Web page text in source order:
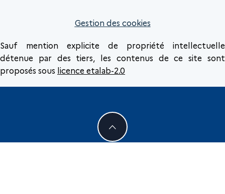
Gestion des cookies
Sauf mention explicite de propriété intellectuelle
détenue par des tiers, les contenus de ce site sont
proposés sous licence etalab-2.0